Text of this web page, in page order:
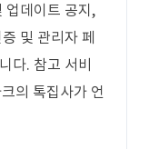
업데이트 공지,
및 관리자 페
다. 참고 서비
의 톡집사가 언